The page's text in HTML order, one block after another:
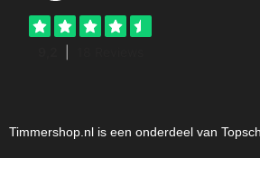
Timmershop.nl is een onderdeel van